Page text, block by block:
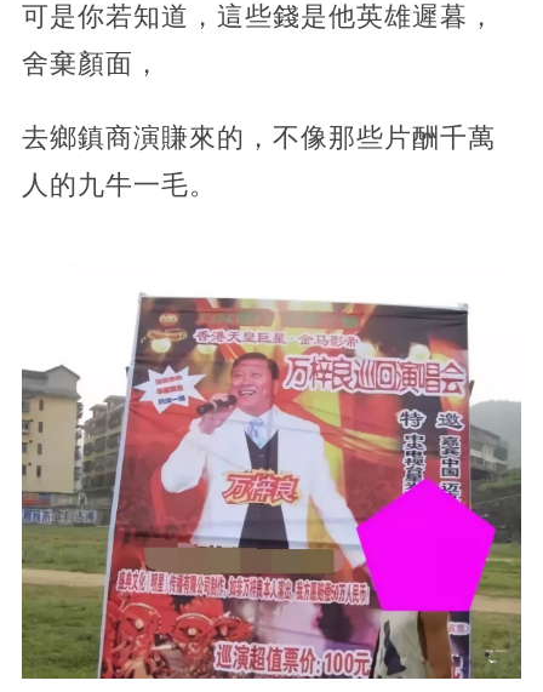
可是你若知道，這些錢是他英雄遲暮，
舍棄顏面，
去鄉鎮商演賺來的，不像那些片酬千萬
人的九牛一毛。